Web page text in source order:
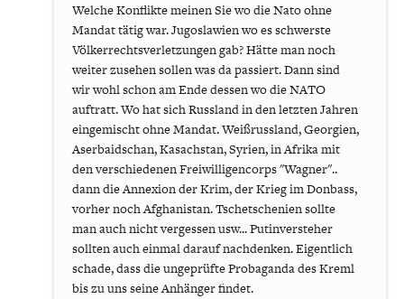
Welche Konflikte meinen Sie wo die Nato ohne
Mandat tätig war. Jugoslawien wo es schwerste
Völkerrechtsverletzungen gab? Hätte man noch
weiter zusehen sollen was da passiert. Dann sind
wir wohl schon am Ende dessen wo die NATO
auftratt. Wo hat sich Russland in den letzten Jahren
eingemischt ohne Mandat. Weißrussland, Georgien,
Aserbaidschan, Kasachstan, Syrien, in Afrika mit
den verschiedenen Freiwilligencorps "Wagner"..
dann die Annexion der Krim, der Krieg im Donbass,
vorher noch Afghanistan. Tschetschenien sollte
man auch nicht vergessen usw... Putinversteher
sollten auch einmal darauf nachdenken. Eigentlich
schade, dass die ungeprüfte Probaganda des Kreml
bis zu uns seine Anhänger findet.